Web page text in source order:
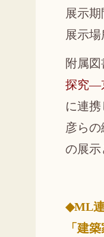
展示
展示
附属
探究―
に連
彦ら
の展示
◆ML
「建